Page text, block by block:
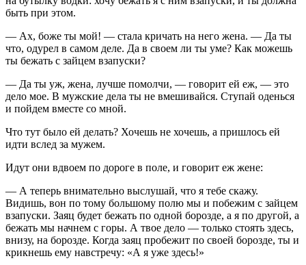
быть при этом.
— Ах, боже ты мой! — стала кричать на него жена. — Да ты
что, одурел в самом деле. Да в своем ли ты уме? Как можешь
ты бежать с зайцем взапуски?
— Да ты уж, жена, лучше помолчи, — говорит ей еж, — это
дело мое. В мужские дела ты не вмешивайся. Ступай оденься
и пойдем вместе со мной.
Что тут было ей делать? Хочешь не хочешь, а пришлось ей
идти вслед за мужем.
Идут они вдвоем по дороге в поле, и говорит еж жене:
— А теперь внимательно выслушай, что я тебе скажу.
Видишь, вон по тому большому полю мы и побежим с зайцем
взапуски. Заяц будет бежать по одной борозде, а я по другой, а
бежать мы начнем с горы. А твое дело — только стоять здесь,
внизу, на борозде. Когда заяц пробежит по своей борозде, ты и
крикнешь ему навстречу: «А я уже здесь!»